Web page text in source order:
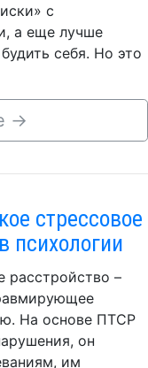
с
а еще лучше
себя. Но это
→
стрессовое
психологии
расстройство –
На основе ПТСР
он
им